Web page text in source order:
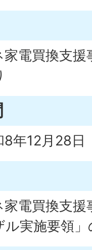
電買換支
年12月28日
電買換支
実施要領